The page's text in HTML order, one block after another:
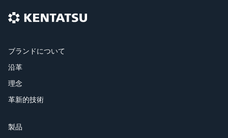
ブランドについて
沿革
理念
革新的技術
製品